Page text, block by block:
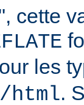
cette
les
html.